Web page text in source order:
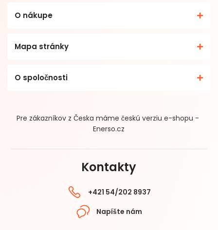
O nákupe
Mapa stránky
O spoločnosti
Pre zákazníkov z Česka máme českú verziu e-shopu -
Enerso.cz
Kontakty
+421 54/202 8937
Napíšte nám